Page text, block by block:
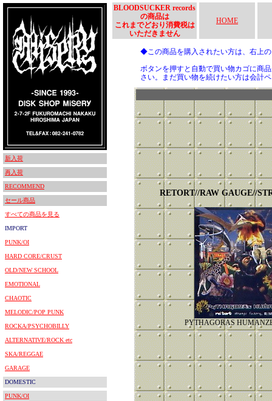
新入荷
再入荷
RECOMMEND
セール商品
すべての商品を見る
IMPORT
PUNK/OI
HARD CORE/CRUST
OLD/NEW SCHOOL
EMOTIONAL
CHAOTIC
MELODIC/POP PUNK
ROCKA/PSYCHOBILLY
ALTERNATIVE/ROCK etc
SKA/REGGAE
GARAGE
DOMESTIC
PUNK/OI
BLOODSUCKER records
の商品は
これまでどおり消費税は
いただきません
HOME
◆この商品を購入されたい方は、右上
ボタンを押すと自動で買い物カゴに商
さい。まだ買い物を続けたい方は会計
RETORT//RAW GAUGE//
PYTHAGORAS